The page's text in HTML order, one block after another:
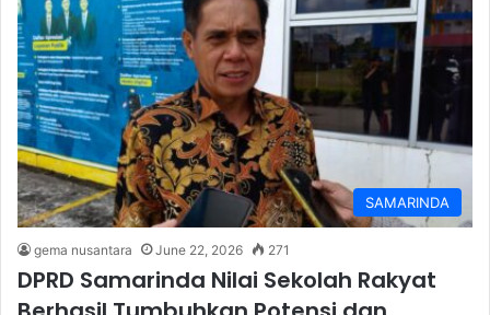
SAMARINDA
gema nusantara June 22, 2026 271
DPRD Samarinda Nilai Sekolah Rakyat